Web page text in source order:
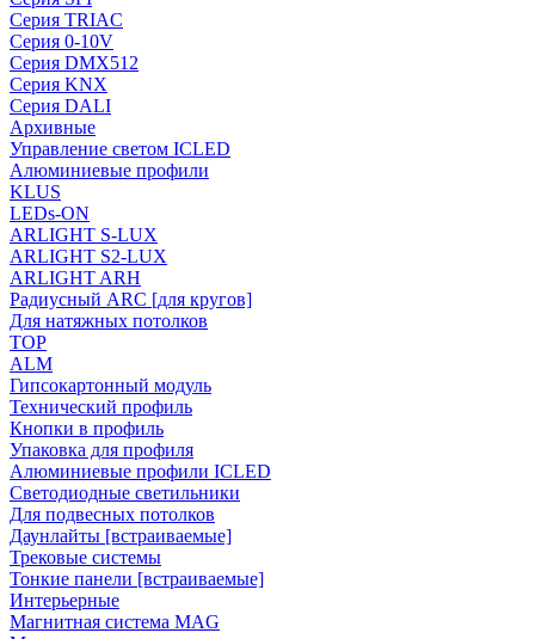
Серия TRIAC
Серия 0-10V
Серия DMX512
Серия KNX
Серия DALI
Архивные
Управление светом ICLED
Алюминиевые профили
KLUS
LEDs-ON
ARLIGHT S-LUX
ARLIGHT S2-LUX
ARLIGHT ARH
Радиусный ARC [для кругов]
Для натяжных потолков
TOP
ALM
Гипсокартонный модуль
Технический профиль
Кнопки в профиль
Упаковка для профиля
Алюминиевые профили ICLED
Светодиодные светильники
Для подвесных потолков
Даунлайты [встраиваемые]
Трековые системы
Тонкие панели [встраиваемые]
Интерьерные
Магнитная система MAG